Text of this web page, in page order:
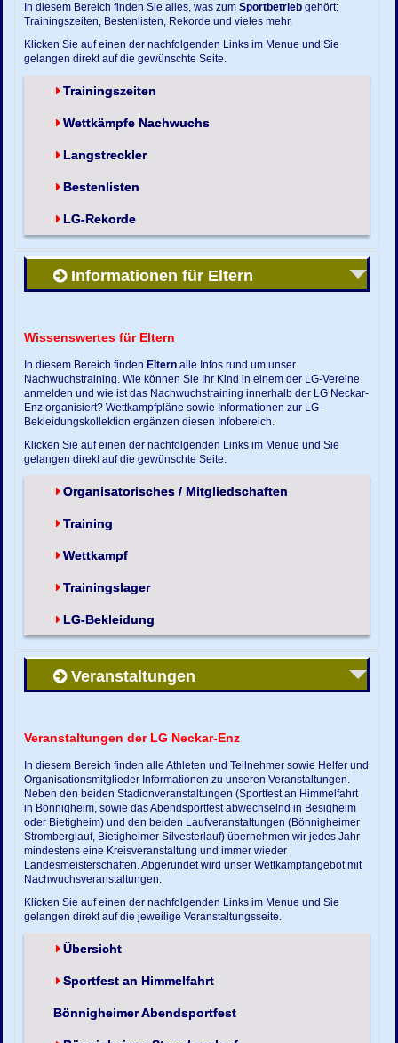
In diesem Bereich finden Sie alles, was zumSportbetrieb gehört:
Trainingszeiten, Bestenlisten, Rekorde und vieles mehr.
Klicken Sie auf einen der nachfolgenden Links im Menue und Sie
gelangen direkt auf die gewünschte Seite.
Trainingszeiten
Wettkämpfe Nachwuchs
Langstreckler
Bestenlisten
LG-Rekorde
Informationen für Eltern
Wissenswertes für Eltern
In diesem Bereich finden Eltern alle Infos rund um unser
Nachwuchstraining. Wie können Sie Ihr Kind in einem der LG-Vereine
anmelden und wie ist das Nachwuchstraining innerhalb der LG Neckar-
Enz organisiert? Wettkampfpläne sowie Informationen zur LG-
Bekleidungskollektion ergänzen diesen Infobereich.
Klicken Sie auf einen der nachfolgenden Links im Menue und Sie
gelangen direkt auf die gewünschte Seite.
Organisatorisches / Mitgliedschaften
Training
Wettkampf
Trainingslager
LG-Bekleidung
Veranstaltungen
Veranstaltungen der LG Neckar-Enz
In diesem Bereich finden alle Athleten und Teilnehmer sowie Helfer und
Organisationsmitglieder Informationen zu unseren Veranstaltungen.
Neben den beiden Stadionveranstaltungen (Sportfest an Himmelfahrt
in Bönnigheim, sowie das Abendsportfest abwechselnd in Besigheim
oder Bietigheim) und den beiden Laufveranstaltungen (Bönnigheimer
Stromberglauf, Bietigheimer Silvesterlauf) übernehmen wir jedes Jahr
mindestens eine Kreisveranstaltung und immer wieder
Landesmeisterschaften. Abgerundet wird unser Wettkampfangebot mit
Nachwuchsveranstaltungen.
Klicken Sie auf einen der nachfolgenden Links im Menue und Sie
gelangen direkt auf die jeweilige Veranstaltungsseite.
Übersicht
Sportfest an Himmelfahrt
Bönnigheimer Abendsportfest